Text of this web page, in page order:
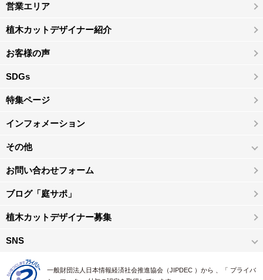
営業エリア
植木カットデザイナー紹介
お客様の声
SDGs
特集ページ
インフォメーション
その他
お問い合わせフォーム
ブログ「庭サポ」
植木カットデザイナー募集
SNS
一般財団法人日本情報経済社会推進協会（JIPDEC ）から 、「 プライバ